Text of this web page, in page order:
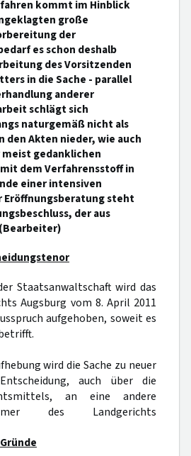
kommt im Hinblick
große
der
es schon deshalb
des Vorsitzenden
in die Sache - parallel
anderer
schlägt sich
naturgemäß nicht als
Akten nieder, wie auch
gedanklichen
dem Verfahrensstoff in
einer intensiven
Eröffnungsberatung steht
der aus
Staatsanwaltschaft wird das
Augsburg vom 8. April 2011
aufgehoben, soweit es
wird die Sache zu neuer
auch über die
an eine andere
des Landgerichts
Gründe